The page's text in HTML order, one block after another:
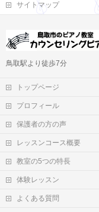
サイトマップ
鳥取駅より徒歩7分
トップページ
プロフィール
保護者の方の声
レッスンコース概要
教室の5つの特長
体験レッスン
よくある質問